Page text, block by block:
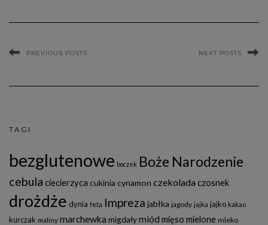
PREVIOUS POSTS NEXT POSTS
TAGI
bezglutenowe boczek Boże Narodzenie
cebula ciecierzyca cukinia cynamon czekolada czosnek
drożdże dynia feta Impreza jabłka jagody jajka jajko kakao
kurczak maliny marchewka migdałymiód mięso mielone mleko